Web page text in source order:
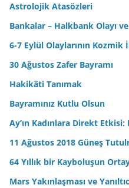
Astrolojik Atasözleri
Bankalar – Halkbank Olayı
6-7 Eylül Olaylarının Kozmik
30 Ağustos Zafer Bayramı
Hakikâti Tanımak
Bayramınız Kutlu Olsun
Ay’ın Kadınlara Direkt
11 Ağustos 2018 Güneş
64 Yıllık bir Kayboluşun
Mars Yakınlaşması ve